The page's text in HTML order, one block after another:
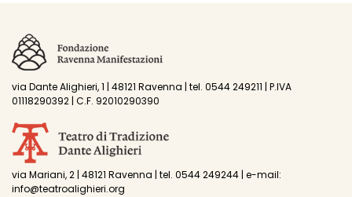
via Dante Alighieri, 1 | 48121 Ravenna | tel. 0544 249211 | P.IVA
01118290392 | C.F. 92010290390
via Mariani, 2 | 48121 Ravenna | tel. 0544 249244 | e-mail:
info@teatroalighieri.org